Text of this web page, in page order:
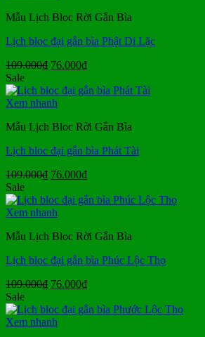
Mẫu Lịch Bloc Rời Gắn Bìa
Lịch bloc đại gắn bìa Phật Di Lặc
109.000₫ Giá
là:
109.000₫.
76.000₫Giá
tại
Sale
Xem nhanh
Mẫu Lịch Bloc Rời Gắn Bìa
Lịch bloc đại gắn bìa Phát Tài
109.000₫ Giá
là:
109.000₫.
76.000₫Giá
tại
Sale
Xem nhanh
Mẫu Lịch Bloc Rời Gắn Bìa
Lịch bloc đại gắn bìa Phúc Lộc Thọ
109.000₫ Giá
là:
109.000₫.
76.000₫Giá
tại
Sale
Xem nhanh